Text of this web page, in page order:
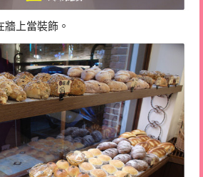
上當裝飾。